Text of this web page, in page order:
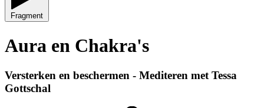
Fragment
Aura en Chakra's
Versterken en beschermen - Mediteren met Tessa
Gottschal